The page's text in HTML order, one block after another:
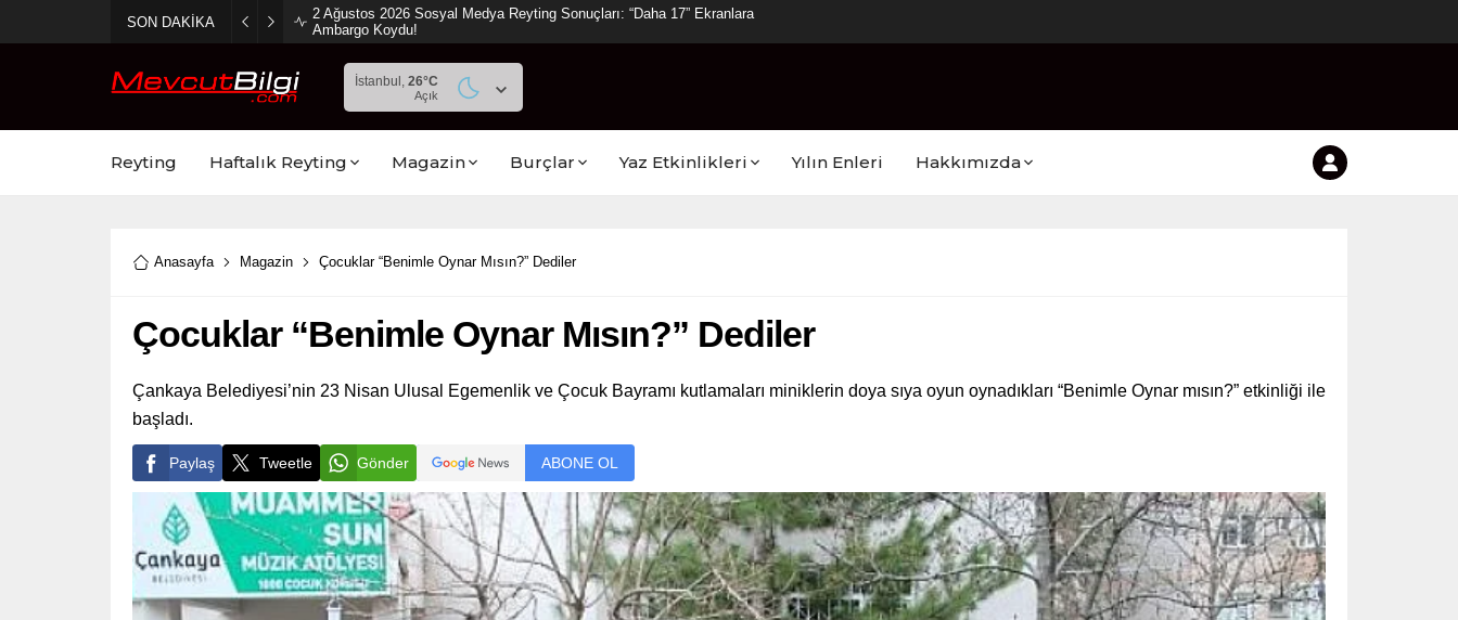
SON DAKİKA
2 Ağustos 2026 Sosyal Medya Reyting Sonuçları: “Daha 17” Ekranlara
Ambargo Koydu!
İstanbul, 26°C
Açık
Reyting Haftalık Reyting Magazin Burçlar Yaz Etkinlikleri Yılın Enleri Hakkımızda
Anasayfa Magazin Çocuklar “Benimle Oynar Mısın?” Dediler
Çocuklar “Benimle Oynar Mısın?” Dediler
Çankaya Belediyesi’nin 23 Nisan Ulusal Egemenlik ve Çocuk Bayramı kutlamaları miniklerin doya sıya oyun oynadıkları “Benimle Oynar mısın?” etkinliği ile
başladı.
Paylaş Tweetle Gönder ABONE OL